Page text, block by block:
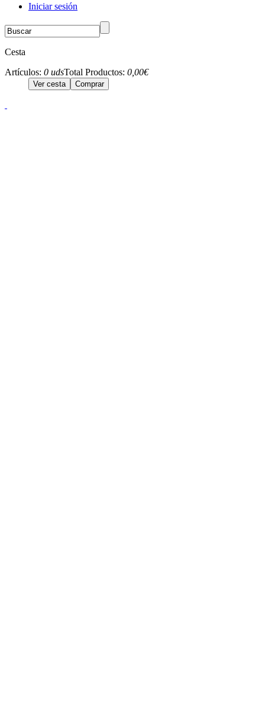
Iniciar sesión
Cesta
Artículos: 0 udsTotal Productos: 0,00€